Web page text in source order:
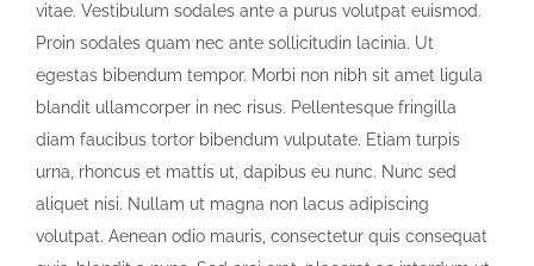
vitae. Vestibulum sodales ante a purus volutpat euismod.
Proin sodales quam nec ante sollicitudin lacinia. Ut
egestas bibendum tempor. Morbi non nibh sit amet ligula
blandit ullamcorper in nec risus. Pellentesque fringilla
diam faucibus tortor bibendum vulputate. Etiam turpis
urna, rhoncus et mattis ut, dapibus eu nunc. Nunc sed
aliquet nisi. Nullam ut magna non lacus adipiscing
volutpat. Aenean odio mauris, consectetur quis consequat